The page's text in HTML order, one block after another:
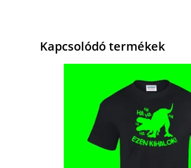
Kapcsolódó termékek